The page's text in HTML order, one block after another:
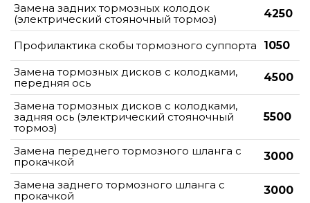
Замена задних тормозных колодок
(электрический стояночный тормоз)
4250
Профилактика скобы тормозного суппорта
1050
Замена тормозных дисков с колодками,
передняя ось
4500
Замена тормозных дисков с колодками,
задняя ось (электрический стояночный
тормоз)
5500
Замена переднего тормозного шланга с
прокачкой
3000
Замена заднего тормозного шланга с
прокачкой
3000